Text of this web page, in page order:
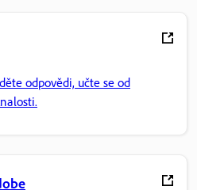
odpovědi, učte se od